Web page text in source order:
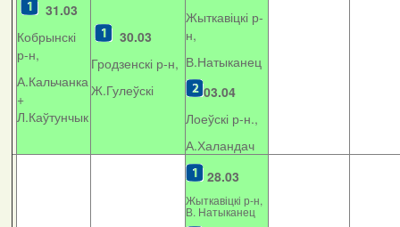
31.03
Кобрынскі
р-н,
А.Кальчанка
+
Л.Каўтунчык
30.03
Гродзенскі р-н,
Ж.Гулеўскі
Жыткавіцкі р-
н,
В.Натыканец
03.04
Лоеўскі р-н.,
А.Халандач
28.03
Жыткавіцкі р-н,
В. Натыканец